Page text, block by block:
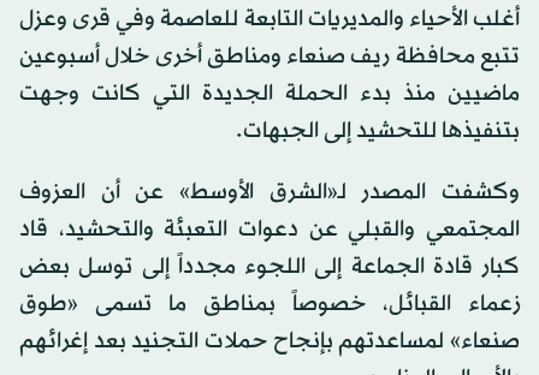
أغلب الأحياء والمديريات التابعة للعاصمة وفي قرى وعزل
تتبع محافظة ريف صنعاء ومناطق أخرى خلال أسبوعين
ماضيين منذ بدء الحملة الجديدة التي كانت وجهت
بتنفيذها للتحشيد إلى الجبهات.
وكشفت المصدر لـ«الشرق الأوسط» عن أن العزوف
المجتمعي والقبلي عن دعوات التعبئة والتحشيد، قاد
كبار قادة الجماعة إلى اللجوء مجدداً إلى توسل بعض
زعماء القبائل، خصوصاً بمناطق ما تسمى «طوق
صنعاء» لمساعدتهم بإنجاح حملات التجنيد بعد إغرائهم